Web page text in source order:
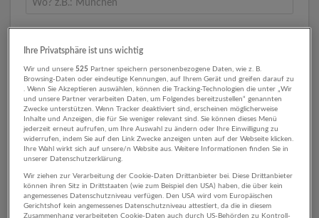
3 IT, EDV Bau Unternehmen
Ihre Privatsphäre ist uns wichtig
Wir und unsere 525 Partner speichern personenbezogene Daten, wie z. B.
Browsing-Daten oder eindeutige Kennungen, auf Ihrem Gerät und greifen darauf zu
. Wenn Sie Akzeptieren auswählen, können die Tracking-Technologien die unter „Wir
und unsere Partner verarbeiten Daten, um Folgendes bereitzustellen“ genannten
Zwecke unterstützen. Wenn Tracker deaktiviert sind, erscheinen möglicherweise
Inhalte und Anzeigen, die für Sie weniger relevant sind. Sie können dieses Menü
jederzeit erneut aufrufen, um Ihre Auswahl zu ändern oder Ihre Einwilligung zu
widerrufen, indem Sie auf den Link Zwecke anzeigen unten auf der Webseite klicken.
Ihre Wahl wirkt sich auf unsere/n Website aus. Weitere Informationen finden Sie in
unserer Datenschutzerklärung.
Wir ziehen zur Verarbeitung der Cookie-Daten Drittanbieter bei. Diese Drittanbieter
können ihren Sitz in Drittstaaten (wie zum Beispiel den USA) haben, die über kein
angemessenes Datenschutzniveau verfügen. Den USA wird vom Europäischen
Gerichtshof kein angemessenes Datenschutzniveau attestiert, da die in diesem
Zusammenhang verarbeiteten Cookie-Daten auch durch US-Behörden zu Kontroll-